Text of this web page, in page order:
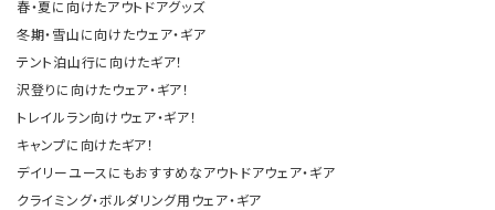
春・夏に向けたアウトドアグッズ
冬期・雪山に向けたウェア・ギア
テント泊山行に向けたギア！
沢登りに向けたウェア・ギア！
トレイルラン向けウェア・ギア！
キャンプに向けたギア！
デイリーユースにもおすすめなアウトドアウェア・ギア
クライミング・ボルダリング用ウェア・ギア